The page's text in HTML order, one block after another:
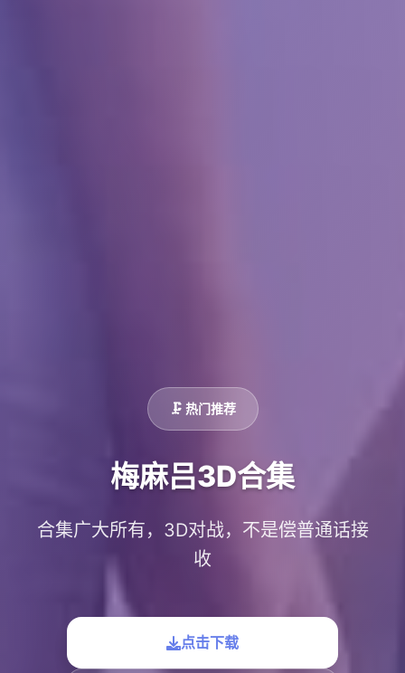
🗜️ 热门推荐
梅麻吕3D合集
合集广大所有，3D对战，不是偿普通话接
收
点击下载